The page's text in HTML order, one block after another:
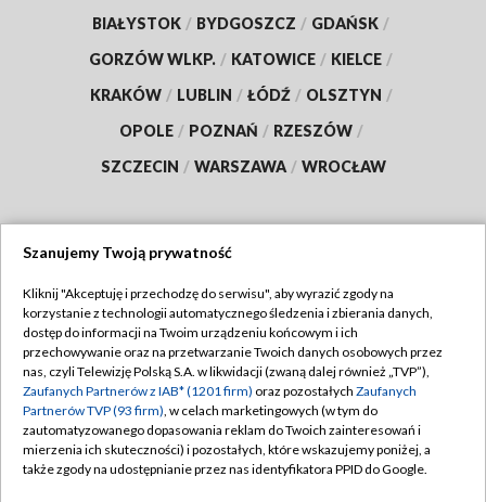
BIAŁYSTOK / BYDGOSZCZ / GDAŃSK /
GORZÓW WLKP. / KATOWICE / KIELCE /
KRAKÓW / LUBLIN / ŁÓDŹ / OLSZTYN /
OPOLE / POZNAŃ / RZESZÓW /
SZCZECIN / WARSZAWA / WROCŁAW
TVP
Abonament TVP
Emisja w TVP
Centrum informacji TVP
Naziemna Telewizja Cyfrowa
Regulamin TVP
Polityka prywatności
Moje zgody
Pomoc
Szanujemy Twoją prywatność
Kliknij "Akceptuję i przechodzę do serwisu", aby wyrazić zgody na
korzystanie z technologii automatycznego śledzenia i zbierania danych,
dostęp do informacji na Twoim urządzeniu końcowym i ich
przechowywanie oraz na przetwarzanie Twoich danych osobowych przez
nas, czyli Telewizję Polską S.A. w likwidacji (zwaną dalej również „TVP”),
Zaufanych Partnerów z IAB* (1201 firm) oraz pozostałych Zaufanych
Partnerów TVP (93 firm), w celach marketingowych (w tym do
zautomatyzowanego dopasowania reklam do Twoich zainteresowań i
mierzenia ich skuteczności) i pozostałych, które wskazujemy poniżej, a
także zgody na udostępnianie przez nas identyfikatora PPID do Google.